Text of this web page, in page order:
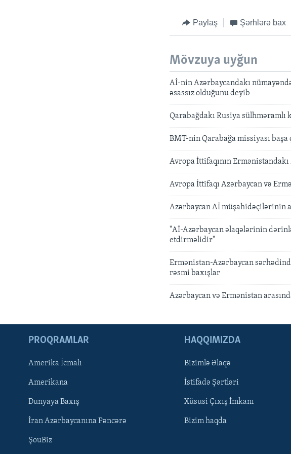
BIZI IZLƏYIN
Dillər
Paylaş Şərhlərə bax
Mövzuya uyğun
Aİ-nin Azərbaycandakı
əsassız olduğunu deyib
Qarabağdakı Rusiya
BMT-nin Qarabağa missiyası başa
Avropa İttifaqının
Avropa İttifaqı Azərbaycan və
Azərbaycan Aİ müşahidəçilərinin
"Aİ-Azərbaycan əlaqələrinin
etdirməlidir"
Ermənistan-Azərbaycan
rəsmi baxışlar
Azərbaycan və Ermənistan
PROQRAMLAR
Amerika İcmalı
Amerikana
Dunyaya Baxış
İran Azərbaycanına Pəncərə
ŞouBiz
HAQQIMIZDA
Bizimlə Əlaqə
İstifadə Şərtləri
Xüsusi Çıxış İmkanı
Bizim haqda